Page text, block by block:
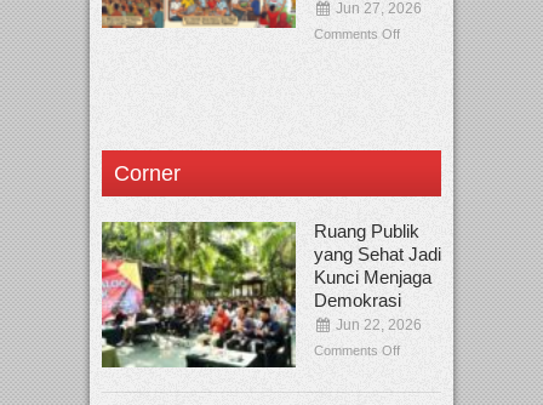
Jun 27, 2026
Comments Off
Corner
Ruang Publik
yang Sehat Jadi
Kunci Menjaga
Demokrasi
Jun 22, 2026
Comments Off